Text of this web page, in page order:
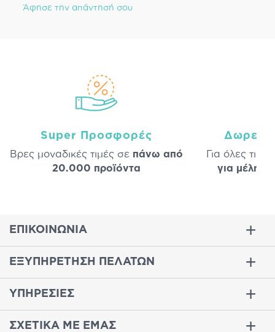
Άφησε την απάντησή σου
Super Προσφορές
Βρες μοναδικές τιμές σε πάνω από
20.000 προϊόντα
Δωρεάν
Για όλες τις
για μέλη
ΕΠΙΚΟΙΝΩΝΙΑ
ΕΞΥΠΗΡΕΤΗΣΗ ΠΕΛΑΤΩΝ
ΥΠΗΡΕΣΙΕΣ
ΣΧΕΤΙΚΑ ΜΕ ΕΜΑΣ